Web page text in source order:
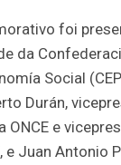
foi
da
Social
Durán,
ONCE e
e Juan Antonio